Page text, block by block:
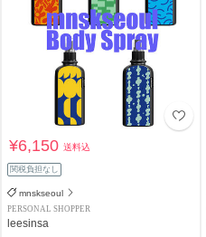
¥6,150送料込
関税負担なし
mnskseoul
PERSONAL SHOPPER
leesinsa